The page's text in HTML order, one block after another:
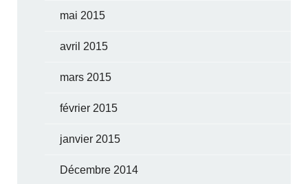
mai 2015
avril 2015
mars 2015
février 2015
janvier 2015
Décembre 2014